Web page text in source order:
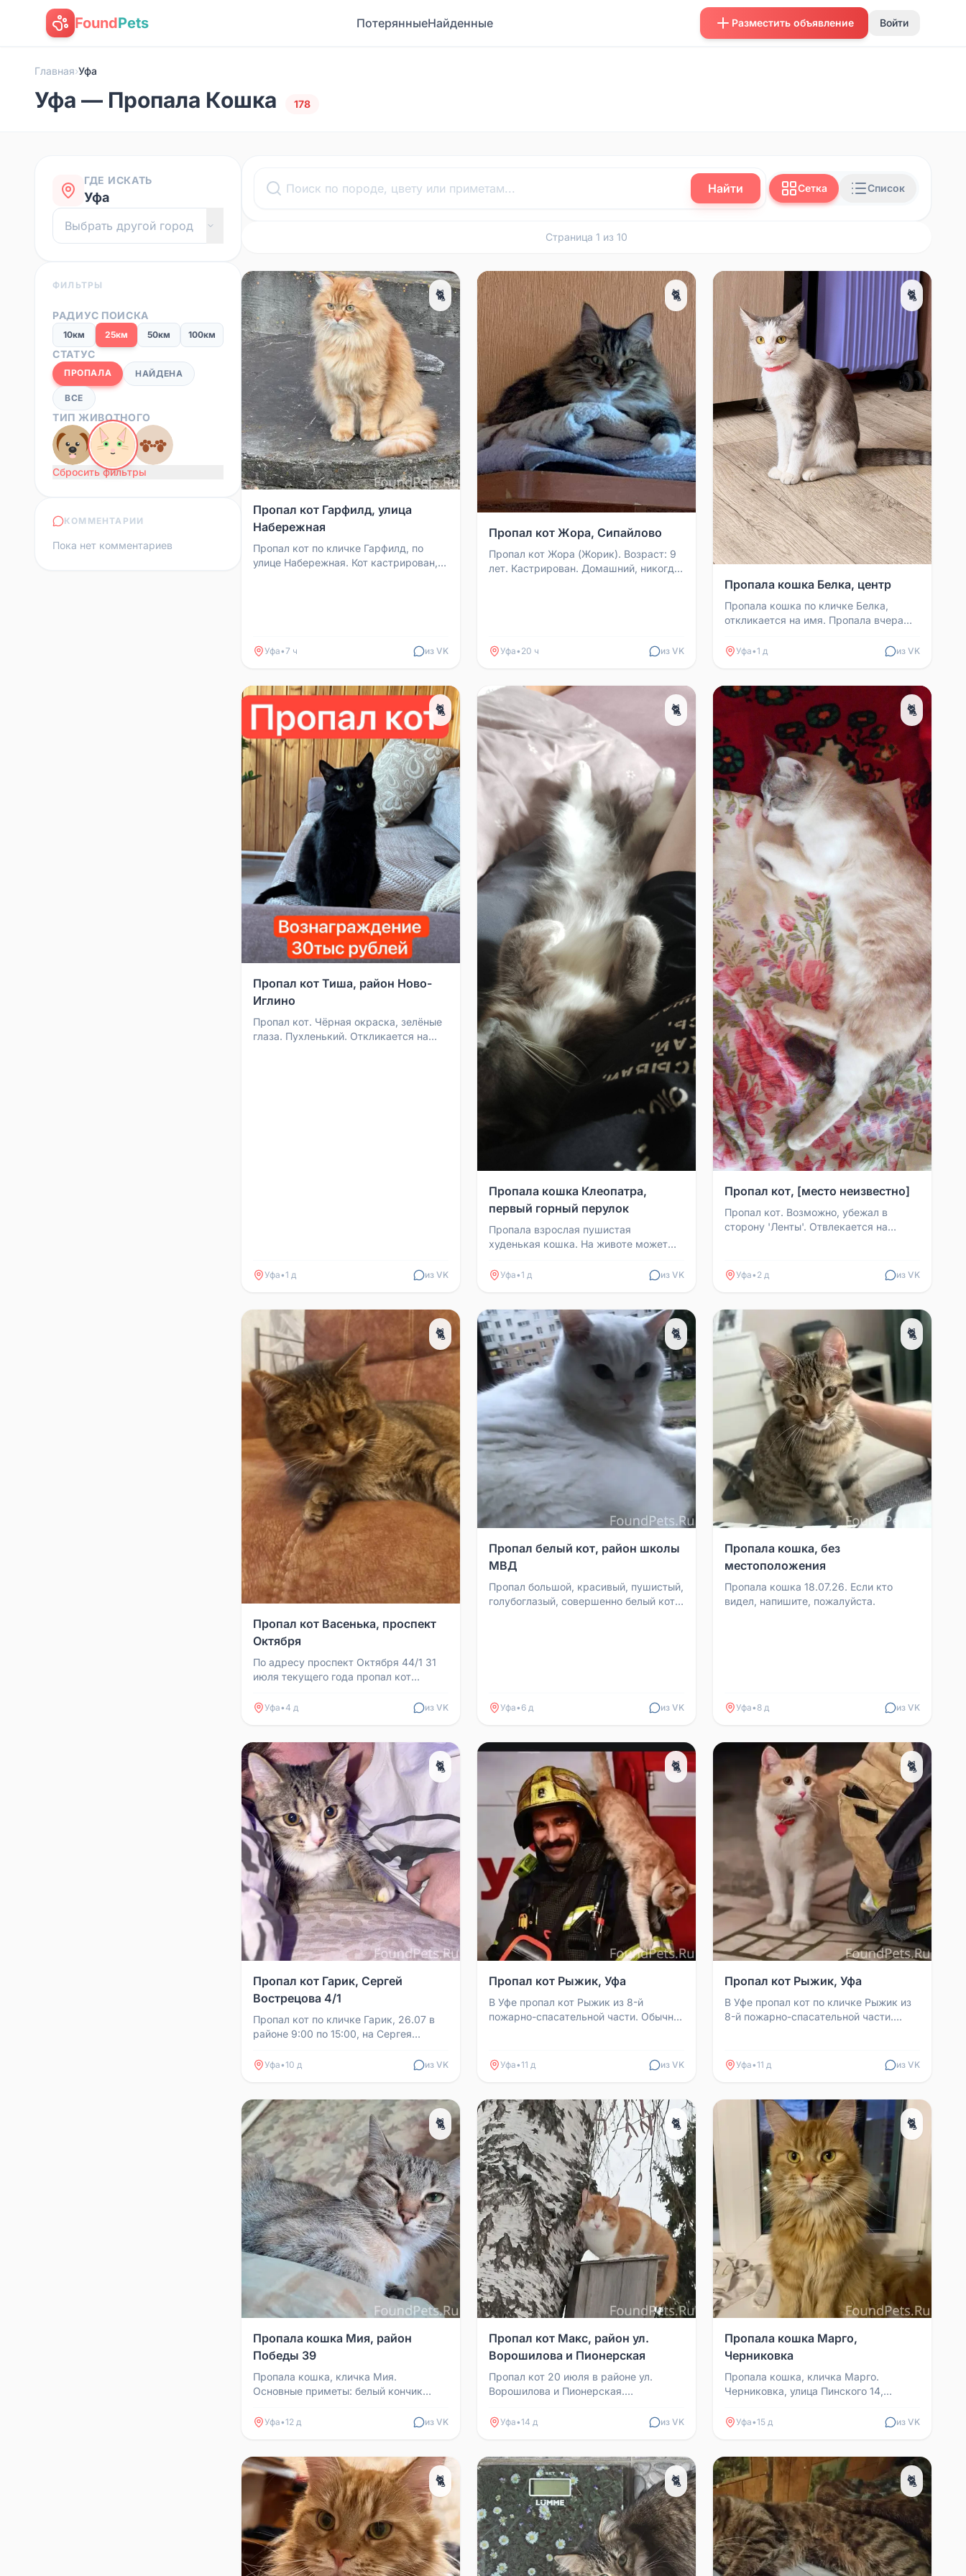
FoundPets ПотерянныеНайденные Разместить объявление Войти
Главная›Уфа
Уфа — Пропала Кошка 178
ГДЕ ИСКАТЬ
Уфа
ФИЛЬТРЫ
РАДИУС ПОИСКА
10км 25км 50км 100км
СТАТУС
ПРОПАЛА НАЙДЕНА
ВСЕ
ТИП ЖИВОТНОГО
Сбросить фильтры
КОММЕНТАРИИ
Пока нет комментариев
Найти Сетка Список
Страница 1 из 10
🐈
Пропал кот Гарфилд, улица
Набережная
Пропал кот по кличке Гарфилд, по
улице Набережная. Кот кастрирован,
Уфа•7 ч из VK
🐈
Пропал кот Жора, Сипайлово
Пропал кот Жора (Жорик). Возраст: 9
лет. Кастрирован. Домашний, никогда
Уфа• 20 ч из VK
🐈
Пропала кошка Белка, центр
Пропала кошка по кличке Белка,
откликается на имя. Пропала вчера
Уфа•1 д из VK
🐈
Пропал кот Тиша, район Ново-
Иглино
Пропал кот. Чёрная окраска, зелёные
глаза. Пухленький. Откликается на
Уфа•1 д из VK
🐈
Пропала кошка Клеопатра,
первый горный перулок
Пропала взрослая пушистая
худенькая кошка. На животе может
операцию. Откликается на Клеопат...
Уфа•1 д из VK
🐈
Пропал кот, [место неизвестно]
Пропал кот. Возможно, убежал в
сторону 'Ленты'. Отвлекается на
Уфа• 2 д из VK
🐈
Пропал кот Васенька, проспект
Октября
По адресу проспект Октября 44/1 31
июля текущего года пропал кот
то выпустил его. Ко...
Уфа•4 д из VK
🐈
Пропал белый кот, район школы
МВД
Пропал большой, красивый, пушистый,
голубоглазый, совершенно белый кот.
Уфа•6 д из VK
🐈
Пропала кошка, без
местоположения
Пропала кошка 18.07.26. Если кто
видел, напишите, пожалуйста.
Уфа• 8 д из VK
🐈
Пропал кот Гарик, Сергей
Вострецова 4/1
Пропал кот по кличке Гарик, 26.07 в
районе 9:00 по 15:00, на Сергея
двухцветным носом, нем...
Уфа•10 д из VK
🐈
Пропал кот Рыжик, Уфа
В Уфе пропал кот Рыжик из 8-й
пожарно-спасательной части. Обычно
Уфа•11 д из VK
🐈
Пропал кот Рыжик, Уфа
В Уфе пропал кот по кличке Рыжик из
8-й пожарно-спасательной части.
Уфа•11 д из VK
🐈
Пропала кошка Мия, район
Победы 39
Пропала кошка, кличка Мия.
Основные приметы: белый кончик
39.Уфа•12 д из VK
🐈
Пропал кот Макс, район ул.
Ворошилова и Пионерская
Пропал кот 20 июля в районе ул.
Ворошилова и Пионерская.
или позвонить по номеру 7917...
Уфа•14 д из VK
🐈
Пропала кошка Марго,
Черниковка
Пропала кошка, кличка Марго.
Черниковка, улица Пинского 14,
по номеру 89123175255 ...
Уфа•15 д из VK
🐈 🐈 🐈